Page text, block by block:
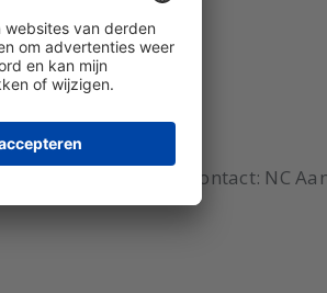
Sensor: lang PP Contact: NC